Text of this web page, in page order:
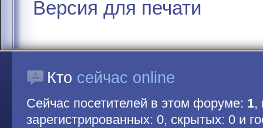
Версия для печати
Кто сейчас online
Сейчас посетителей в этом форуме: 1,
зарегистрированных: 0, скрытых: 0 и